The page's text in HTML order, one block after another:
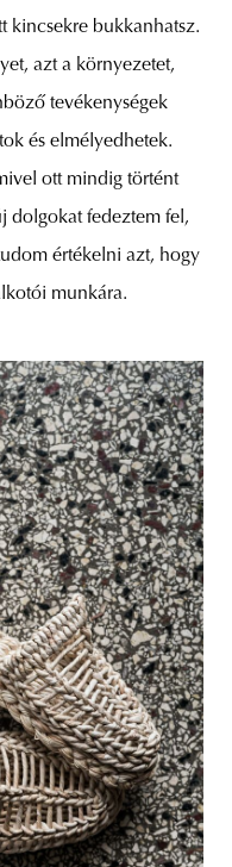
kincsekre bukkanhatsz.
azt a környezetet,
tevékenységek
és elmélyedhetek.
ott mindig történt
dolgokat fedeztem fel,
értékelni azt, hogy
munkára.